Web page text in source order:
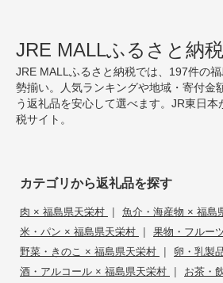
JRE MALLふるさと納
JRE MALLふるさと納税では、197件の
勢揃い。人気ランキングや地域・寄付金
う返礼品を安心して選べます。JR東日本
税サイト。
カテゴリから返礼品を探す
肉 × 福島県天栄村 | 魚介・海産物 × 福島
米・パン × 福島県天栄村 | 果物・フルー
野菜・きのこ × 福島県天栄村 | 卵・乳製
酒・アルコール × 福島県天栄村 | お茶・